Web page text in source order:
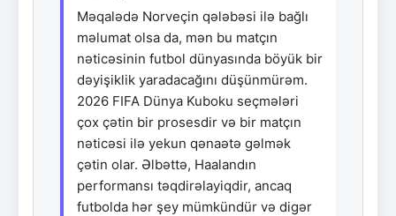
Məqalədə Norveçin qələbəsi ilə bağlı
məlumat olsa da, mən bu matçın
nəticəsinin futbol dünyasında böyük bir
dəyişiklik yaradacağını düşünmürəm.
2026 FIFA Dünya Kuboku seçmələri
çox çətin bir prosesdir və bir matçın
nəticəsi ilə yekun qənaətə gəlmək
çətin olar. Əlbəttə, Haalandın
performansı təqdirəlayiqdir, ancaq
futbolda hər şey mümkündür və digər